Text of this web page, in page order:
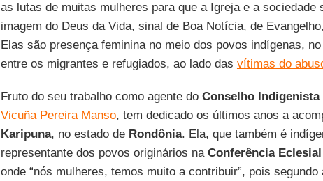
as lutas de muitas mulheres para que a Igreja e a sociedade
imagem do Deus da Vida, sinal de Boa Notícia, de
Elas são presença feminina no meio dos povos indígenas,
entre os migrantes e refugiados, ao lado das vítimas do
Fruto do seu trabalho como agente do Conselho
Vicuña Pereira Manso, tem dedicado os últimos anos a
Karipuna, no estado de Rondônia. Ela, que também é
representante dos povos originários na Conferência
onde “nós mulheres, temos muito a contribuir”, pois segundo